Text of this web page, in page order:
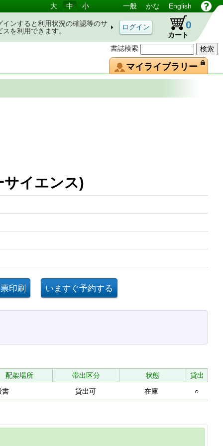
書誌検索
大 中 小 一般 かな English
インすると利用状況の確認等のサ
スを利用できます。
カート
0
マイライブラリー
ーサイエンス)
配架場所 帯出区分 状態
貸出
書 貸出可 在庫 ○